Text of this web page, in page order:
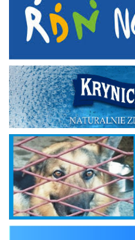
Kryniczanka
Adoptuj psa